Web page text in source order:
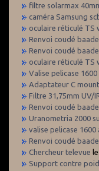
filtre solarmax
caméra Samsung
oculaire réticulé TS
Renvoi coudé
Renvoi coudé
oculaire réticulé TS
Valise pelicase 1600
Adaptateur C
Filtre 31,75mm UV/
Renvoi coudé
Uranometria 2000
valise pelicase
Renvoi coudé
Chercheur televue
Support contre